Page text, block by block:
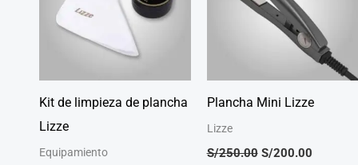
Kit de limpieza de plancha
Lizze
Equipamiento
Plancha Mini Lizze
Lizze
S/250.00 S/200.00